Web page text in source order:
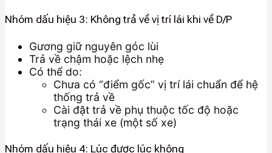
Nhóm dấu hiệu 3: Không trả về vị trí lái khi về D/P
Gương giữ nguyên góc lùi
Trả về chậm hoặc lệch nhẹ
Có thể do:
Chưa có “điểm gốc” vị trí lái chuẩn để hệ
thống trả về
Cài đặt trả về phụ thuộc tốc độ hoặc
trạng thái xe (một số xe)
Nhóm dấu hiệu 4: Lúc được lúc không